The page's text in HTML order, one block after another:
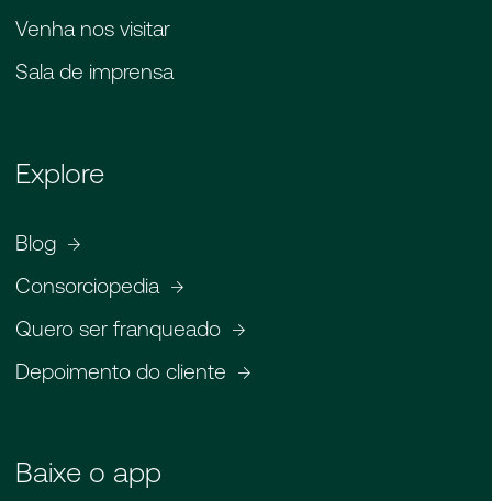
Venha nos visitar
Sala de imprensa
Explore
Blog
Consorciopedia
Quero ser franqueado
Depoimento do cliente
Baixe o app